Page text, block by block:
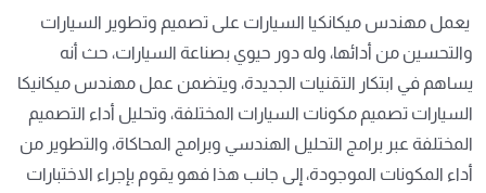
يعمل مهندس ميكانكيا السيارات على تصميم وتطوير السيارات
والتحسين من أدائها، وله دور حيوي بصناعة السيارات، حث أنه
يساهم في ابتكار التقنيات الجديدة، ويتضمن عمل مهندس ميكانيكا
السيارات تصميم مكونات السيارات المختلفة، وتحليل أداء التصميم
المختلفة عبر برامج التحليل الهندسي وبرامج المحاكاة، والتطوير من
أداء المكونات الموجودة، إلى جانب هذا فهو يقوم بإجراء الاختبارات